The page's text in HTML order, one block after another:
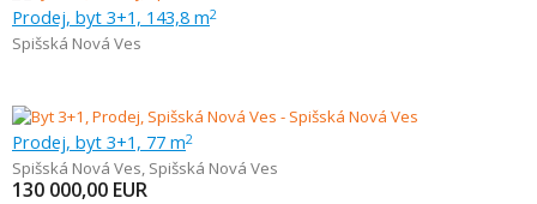
Prodej, byt 3+1, 143,8 m2
Spišská Nová Ves
Prodej, byt 3+1, 77 m2
Spišská Nová Ves, Spišská Nová Ves
130 000,00 EUR